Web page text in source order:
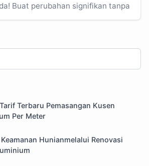
Buat perubahan signifikan tanpa
Terbaru Pemasangan Kusen
Per Meter
Hunianmelalui Renovasi